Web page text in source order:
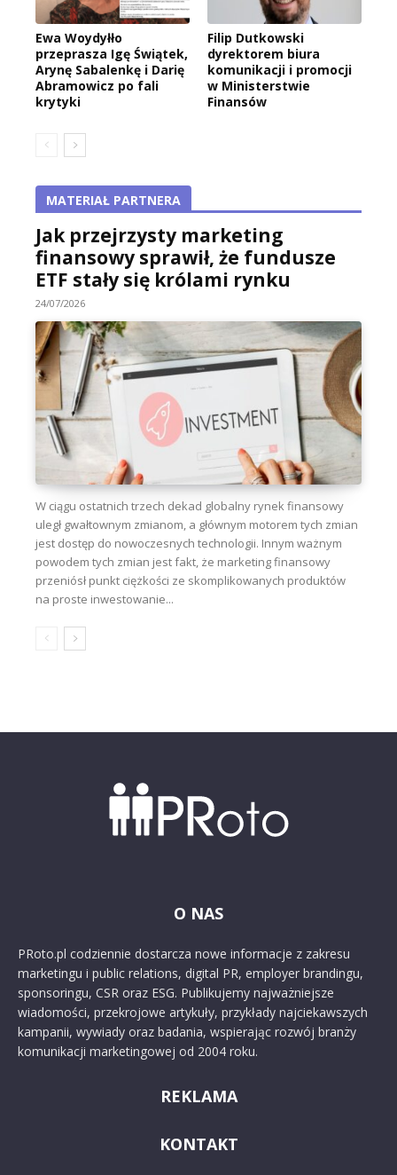
Ewa Woydyłło
przeprasza Igę Świątek,
Arynę Sabalenkę i Darię
Abramowicz po fali
krytyki
Filip Dutkowski
dyrektorem biura
komunikacji i promocji
w Ministerstwie
Finansów
MATERIAŁ PARTNERA
Jak przejrzysty marketing
finansowy sprawił, że fundusze
ETF stały się królami rynku
24/07/2026
W ciągu ostatnich trzech dekad globalny rynek finansowy
uległ gwałtownym zmianom, a głównym motorem tych zmian
jest dostęp do nowoczesnych technologii. Innym ważnym
powodem tych zmian jest fakt, że marketing finansowy
przeniósł punkt ciężkości ze skomplikowanych produktów
na proste inwestowanie...
O NAS
PRoto.pl codziennie dostarcza nowe informacje z zakresu
marketingu i public relations, digital PR, employer brandingu,
sponsoringu, CSR oraz ESG. Publikujemy najważniejsze
wiadomości, przekrojowe artykuły, przykłady najciekawszych
kampanii, wywiady oraz badania, wspierając rozwój branży
komunikacji marketingowej od 2004 roku.
REKLAMA
KONTAKT